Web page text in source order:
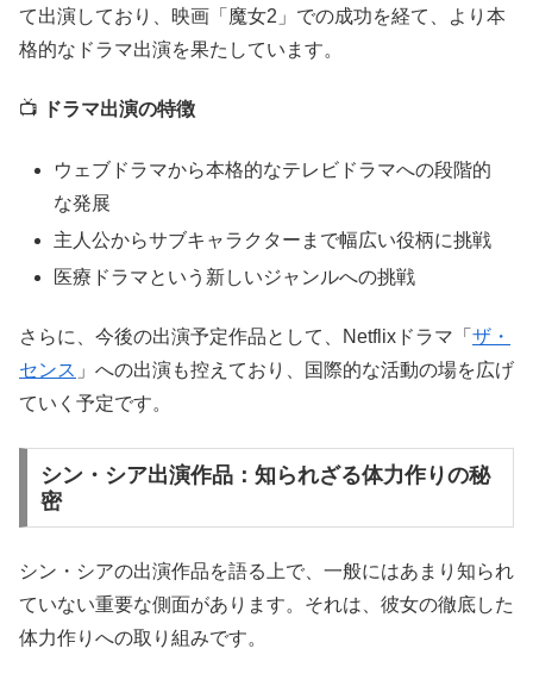
て出演しており、映画「魔女2」での成功を経て、より本
格的なドラマ出演を果たしています。
📺 ドラマ出演の特徴
ウェブドラマから本格的なテレビドラマへの段階的
な発展
主人公からサブキャラクターまで幅広い役柄に挑戦
医療ドラマという新しいジャンルへの挑戦
さらに、今後の出演予定作品として、Netflixドラマ「 ザ・
センス 」への出演も控えており、国際的な活動の場を広げ
ていく予定です。
シン・シア出演作品：知られざる体力作りの秘
密
シン・シアの出演作品を語る上で、一般にはあまり知られ
ていない重要な側面があります。それは、彼女の徹底した
体力作りへの取り組みです。